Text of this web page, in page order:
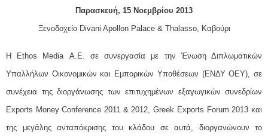
Παρασκευή, 15 Νοεμβρίου 2013
Ξενοδοχείο Divani Apollon Palace & Thalasso, Καβούρι
Η Ethos Media Α.Ε. σε συνεργασία με την Ένωση Διπλωματικών
Υπαλλήλων Οικονομικών και Εμπορικών Υποθέσεων (ΕΝΔΥ ΟΕΥ), σε
συνέχεια της διοργάνωσης των επιτυχημένων εξαγωγικών συνεδρίων
Exports Money Conference 2011 & 2012, Greek Exports Forum 2013 και
της μεγάλης ανταπόκρισης του κλάδου σε αυτά, διοργανώνουν το